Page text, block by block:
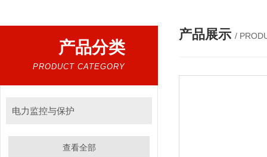
产品分类
PRODUCT CATEGORY
电力监控与保护
查看全部
产品展示 /